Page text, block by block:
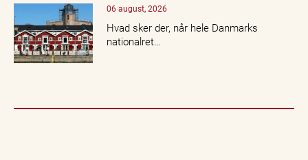
06 august, 2026
Hvad sker der, når hele Danmarks
nationalret…